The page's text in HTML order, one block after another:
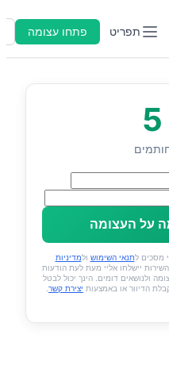
פתחו עצומה תפריט
5
על העצומה
מסכים לתנאי השימוש ולמדיניות
יישלחו אליי מעת לעת הודעות
ולנושאים דומים. הינך יכול לבטל
הדיוור או באמצעות יצירת קשר.